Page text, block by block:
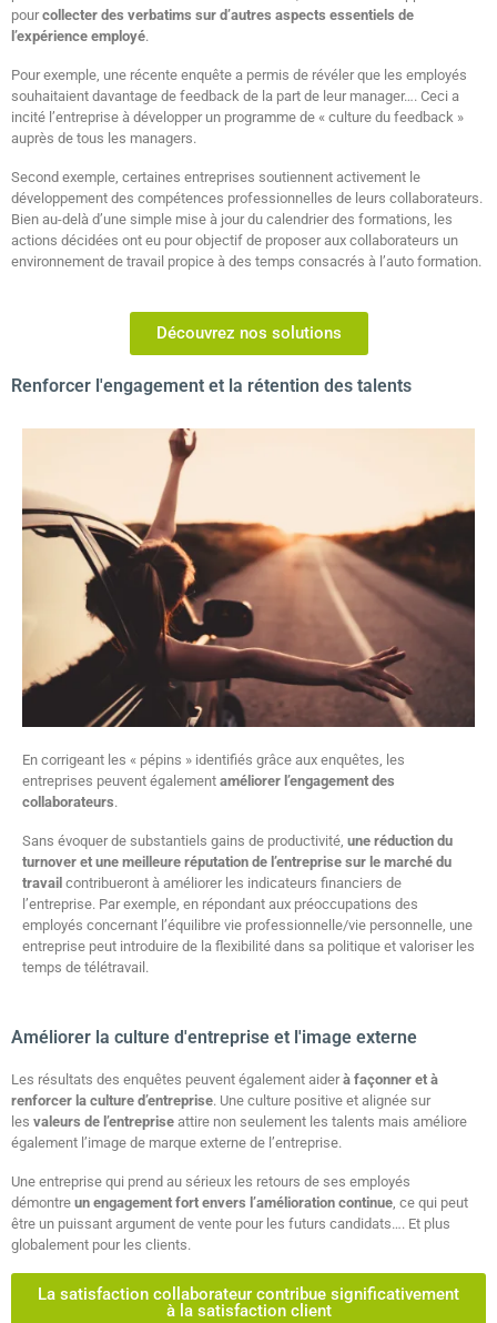
pourcollecter des verbatims sur d’autres aspects essentiels de
l’expérience employé.
Pour exemple, une récente enquête a permis de révéler que les employés
souhaitaient davantage de feedback de la part de leur manager…. Ceci a
incité l’entreprise à développer un programme de « culture du feedback »
auprès de tous les managers.
Second exemple, certaines entreprises soutiennent activement le
développement des compétences professionnelles de leurs collaborateurs.
Bien au-delà d’une simple mise à jour du calendrier des formations, les
actions décidées ont eu pour objectif de proposer aux collaborateurs un
environnement de travail propice à des temps consacrés à l’auto formation​.
Découvrez nos solutions
Renforcer l'engagement et la rétention des talents
En corrigeant les « pépins » identifiés grâce aux enquêtes, les
entreprises peuvent également améliorer l’engagement des
collaborateurs.
Sans évoquer de substantiels gains de productivité, une réduction du
turnover et une meilleure réputation de l’entreprise sur le marché du
travail contribueront à améliorer les indicateurs financiers de
l’entreprise. Par exemple, en répondant aux préoccupations des
employés concernant l’équilibre vie professionnelle/vie personnelle, une
entreprise peut introduire de la flexibilité dans sa politique et valoriser les
temps de télétravail.
Améliorer la culture d'entreprise et l'image externe
Les résultats des enquêtes peuvent également aiderà façonner et à
renforcer la culture d’entreprise. Une culture positive et alignée sur
les valeurs de l’entreprise attire non seulement les talents mais améliore
également l’image de marque externe de l’entreprise.
Une entreprise qui prend au sérieux les retours de ses employés
démontre un engagement fort envers l’amélioration continue, ce qui peut
être un puissant argument de vente pour les futurs candidats…. Et plus
globalement pour les clients.
La satisfaction collaborateur contribue significativement
à la satisfaction client